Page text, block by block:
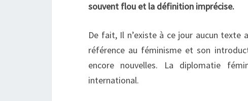
souvent flou et la définition imprécise.
De fait, Il n’existe à ce jour aucun
référence au féminisme et son
encore nouvelles. La diplomatie
international.